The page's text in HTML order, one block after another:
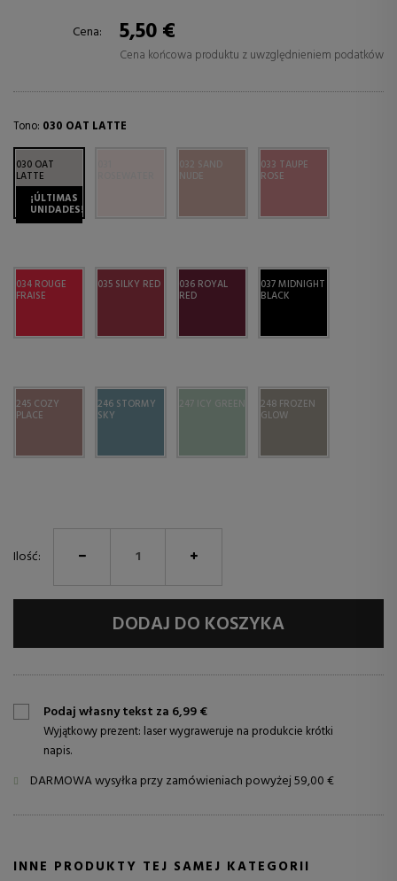
Cena: 5,50 €
Cena końcowa produktu z uwzględnieniem podatków
Tono: 030 OAT LATTE
030 OAT
LATTE
¡ÚLTIMAS
UNIDADES!
032 SAND
NUDE
033 TAUPE
ROSE
034 ROUGE
FRAISE
035 SILKY RED 036 ROYAL
RED
037 MIDNIGHT
BLACK
245 COZY
PLACE
246 STORMY
SKY
247 ICY GREEN 248 FROZEN
GLOW
Ilość:
DODAJ DO KOSZYKA
Podaj własny tekst za 6,99 €
Wyjątkowy prezent: laser wygraweruje na produkcie krótki
napis.
DARMOWA wysyłka przy zamówieniach powyżej 59,00 €
INNE PRODUKTY TEJ SAMEJ KATEGORII